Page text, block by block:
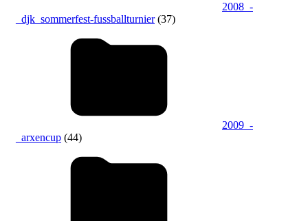
2008_-
_djk_sommerfest-fussballturnier (37)
2009_-
_arxencup (44)